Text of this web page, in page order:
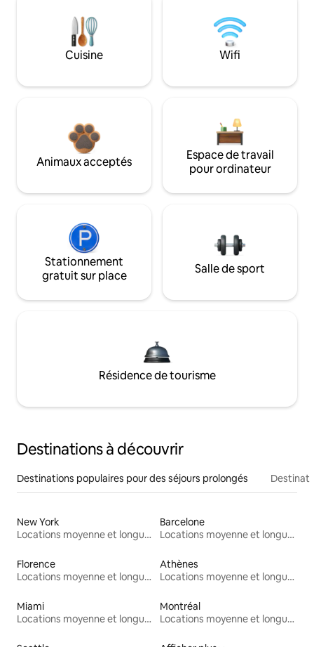
Cuisine Wifi
Animaux acceptés
Espace de travail
pour ordinateur
Stationnement
gratuit sur place
Salle de sport
Résidence de tourisme
Destinations à découvrir
Destinations populaires pour des séjours prolongés
New York
Locations moyenne et longue durée
Barcelone
Locations moyenne et longue durée
Florence
Locations moyenne et longue durée
Athènes
Locations moyenne et longue durée
Miami
Locations moyenne et longue durée
Montréal
Locations moyenne et longue durée